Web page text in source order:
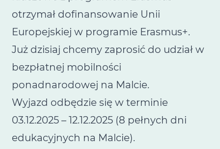
otrzymał dofinansowanie Unii
Europejskiej w programie Erasmus+.
Już dzisiaj chcemy zaprosić do udział w
bezpłatnej mobilności
ponadnarodowej na Malcie.
Wyjazd odbędzie się w terminie
03.12.2025 – 12.12.2025 (8 pełnych dni
edukacyjnych na Malcie).